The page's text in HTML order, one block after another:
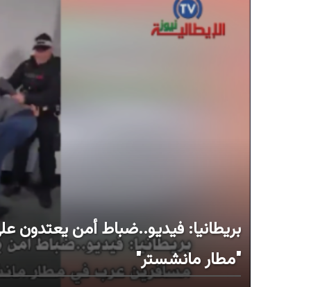
بريطانيا: فيديو..ضباط أمن يعتدون
"مطار مانشستر"